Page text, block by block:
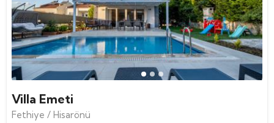
Villa Emeti
Fethiye / Hisarönü